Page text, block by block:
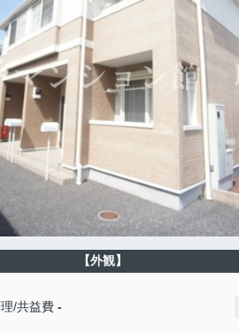
【外観】
/共益費 -